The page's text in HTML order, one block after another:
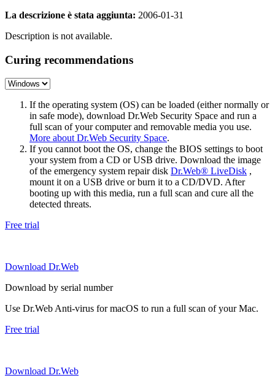
La descrizione è stata aggiunta: 2006-01-31
Description is not available.
Curing recommendations
If the operating system (OS) can be loaded (either normally or
in safe mode), download Dr.Web Security Space and run a
full scan of your computer and removable media you use.
More about Dr.Web Security Space.
If you cannot boot the OS, change the BIOS settings to boot
your system from a CD or USB drive. Download the image
of the emergency system repair disk Dr.Web® LiveDisk ,
mount it on a USB drive or burn it to a CD/DVD. After
booting up with this media, run a full scan and cure all the
detected threats.
Free trial
Download Dr.Web
Download by serial number
Use Dr.Web Anti-virus for macOS to run a full scan of your Mac.
Free trial
Download Dr.Web